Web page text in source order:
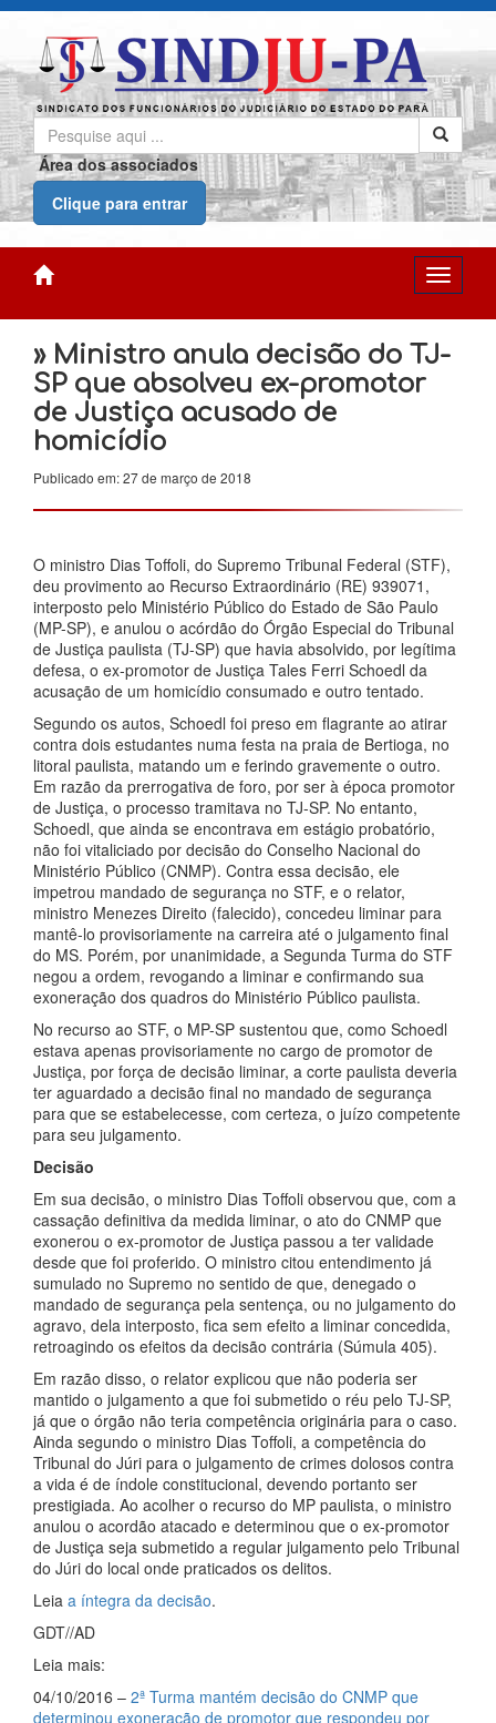
Área dos associados
Clique para entrar
» Ministro anula decisão do TJ-
SP que absolveu ex-promotor
de Justiça acusado de
homicídio
Publicado em: 27 de março de 2018
O ministro Dias Toffoli, do Supremo Tribunal Federal (STF),
deu provimento ao Recurso Extraordinário (RE) 939071,
interposto pelo Ministério Público do Estado de São Paulo
(MP-SP), e anulou o acórdão do Órgão Especial do Tribunal
de Justiça paulista (TJ-SP) que havia absolvido, por legítima
defesa, o ex-promotor de Justiça Tales Ferri Schoedl da
acusação de um homicídio consumado e outro tentado.
Segundo os autos, Schoedl foi preso em flagrante ao atirar
contra dois estudantes numa festa na praia de Bertioga, no
litoral paulista, matando um e ferindo gravemente o outro.
Em razão da prerrogativa de foro, por ser à época promotor
de Justiça, o processo tramitava no TJ-SP. No entanto,
Schoedl, que ainda se encontrava em estágio probatório,
não foi vitaliciado por decisão do Conselho Nacional do
Ministério Público (CNMP). Contra essa decisão, ele
impetrou mandado de segurança no STF, e o relator,
ministro Menezes Direito (falecido), concedeu liminar para
mantê-lo provisoriamente na carreira até o julgamento final
do MS. Porém, por unanimidade, a Segunda Turma do STF
negou a ordem, revogando a liminar e confirmando sua
exoneração dos quadros do Ministério Público paulista.
No recurso ao STF, o MP-SP sustentou que, como Schoedl
estava apenas provisoriamente no cargo de promotor de
Justiça, por força de decisão liminar, a corte paulista deveria
ter aguardado a decisão final no mandado de segurança
para que se estabelecesse, com certeza, o juízo competente
para seu julgamento.
Decisão
Em sua decisão, o ministro Dias Toffoli observou que, com a
cassação definitiva da medida liminar, o ato do CNMP que
exonerou o ex-promotor de Justiça passou a ter validade
desde que foi proferido. O ministro citou entendimento já
sumulado no Supremo no sentido de que, denegado o
mandado de segurança pela sentença, ou no julgamento do
agravo, dela interposto, fica sem efeito a liminar concedida,
retroagindo os efeitos da decisão contrária (Súmula 405).
Em razão disso, o relator explicou que não poderia ser
mantido o julgamento a que foi submetido o réu pelo TJ-SP,
já que o órgão não teria competência originária para o caso.
Ainda segundo o ministro Dias Toffoli, a competência do
Tribunal do Júri para o julgamento de crimes dolosos contra
a vida é de índole constitucional, devendo portanto ser
prestigiada. Ao acolher o recurso do MP paulista, o ministro
anulou o acordão atacado e determinou que o ex-promotor
de Justiça seja submetido a regular julgamento pelo Tribunal
do Júri do local onde praticados os delitos.
Leia a íntegra da decisão.
GDT//AD
Leia mais:
04/10/2016 – 2ª Turma mantém decisão do CNMP que
determinou exoneração de promotor que respondeu por